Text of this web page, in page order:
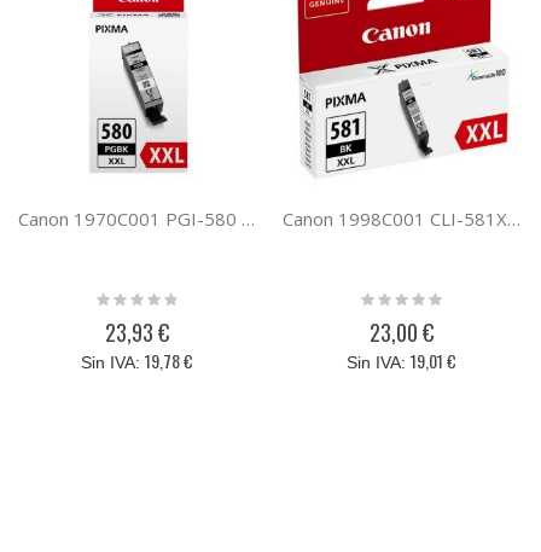
Canon 1970C001 PGI-580 XXL PGBK
Rating:
23,93 €
19,78 €
Canon 1998C001 CLI-581XXL BK
Rating:
23,00 €
19,01 €